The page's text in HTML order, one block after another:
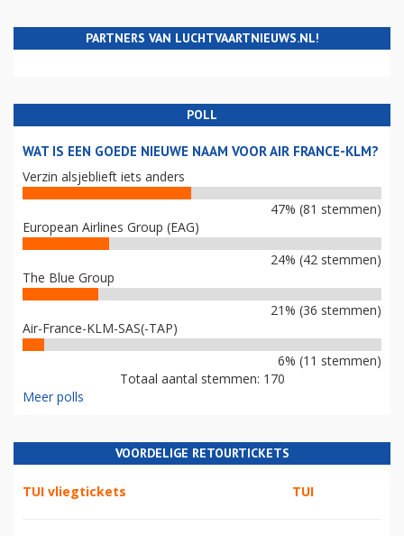
PARTNERS VAN LUCHTVAARTNIEUWS.NL!
POLL
WAT IS EEN GOEDE NIEUWE NAAM VOOR AIR FRANCE-KLM?
Verzin alsjeblieft iets anders
47% (81 stemmen)
European Airlines Group (EAG)
24% (42 stemmen)
The Blue Group
21% (36 stemmen)
Air-France-KLM-SAS(-TAP)
6% (11 stemmen)
Totaal aantal stemmen: 170
Meer polls
VOORDELIGE RETOURTICKETS
TUI vliegtickets TUI